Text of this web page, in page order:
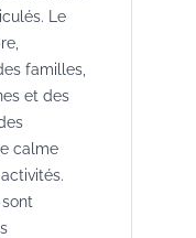
Le
familles,
et des
calme
sont